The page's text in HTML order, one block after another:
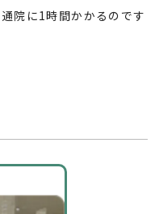
に1時間かかるのです